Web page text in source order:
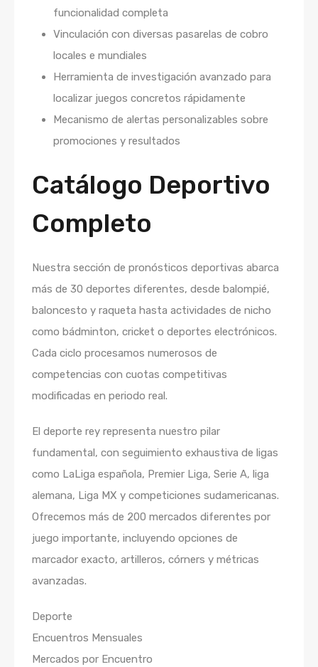
funcionalidad completa
Vinculación con diversas pasarelas de cobro
locales e mundiales
Herramienta de investigación avanzado para
localizar juegos concretos rápidamente
Mecanismo de alertas personalizables sobre
promociones y resultados
Catálogo Deportivo
Completo
Nuestra sección de pronósticos deportivas abarca
más de 30 deportes diferentes, desde balompié,
baloncesto y raqueta hasta actividades de nicho
como bádminton, cricket o deportes electrónicos.
Cada ciclo procesamos numerosos de
competencias con cuotas competitivas
modificadas en periodo real.
El deporte rey representa nuestro pilar
fundamental, con seguimiento exhaustiva de ligas
como LaLiga española, Premier Liga, Serie A, liga
alemana, Liga MX y competiciones sudamericanas.
Ofrecemos más de 200 mercados diferentes por
juego importante, incluyendo opciones de
marcador exacto, artilleros, córners y métricas
avanzadas.
Deporte
Encuentros Mensuales
Mercados por Encuentro